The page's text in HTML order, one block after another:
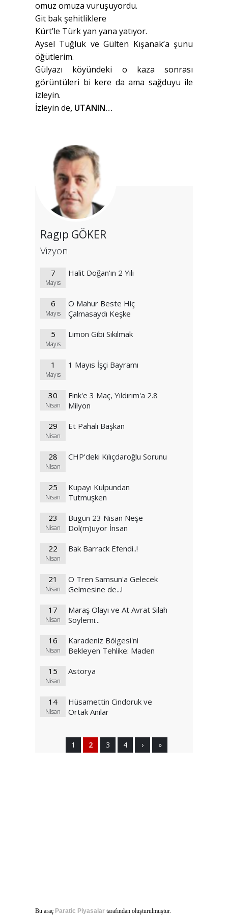
omuz omuza vuruşuyordu.
Git bak şehitliklere
Kürt’le Türk yan yana yatıyor.
Aysel Tuğluk ve Gülten Kışanak’a şunu
öğütlerim.
Gülyazı köyündeki o kaza sonrası
görüntüleri bi kere da ama sağduyu ile
izleyin.
İzleyin de, UTANIN…
Ragıp GÖKER
Vizyon
7
Mayıs
Halit Doğan'ın 2 Yılı
6
Mayıs
O Mahur Beste Hiç
Çalmasaydı Keşke
5
Mayıs
Limon Gibi Sıkılmak
1
Mayıs
1 Mayıs İşçi Bayramı
30
Nisan
Fink'e 3 Maç, Yıldırım'a 2.8
Milyon
29
Nisan
Et Pahalı Başkan
28
Nisan
CHP'deki Kılıçdaroğlu Sorunu
25
Nisan
Kupayı Kulpundan
Tutmuşken
23
Nisan
Bugün 23 Nisan Neşe
Dol(m)uyor İnsan
22
Nisan
Bak Barrack Efendi..!
21
Nisan
O Tren Samsun'a Gelecek
Gelmesine de...!
17
Nisan
Maraş Olayı ve At Avrat Silah
Söylemi...
16
Nisan
Karadeniz Bölgesi'ni
Bekleyen Tehlike: Maden
15
Nisan
Astorya
14
Nisan
Hüsamettin Cindoruk ve
Ortak Anılar
1 2 3 4 › »
Bu araç Paratic Piyasalar tarafından oluşturulmuştur.